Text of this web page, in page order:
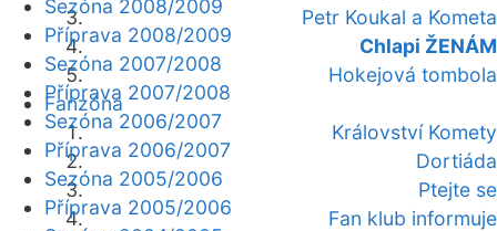
Petr Koukal a Kometa
Chlapi ŽENÁM
Hokejová tombola
Fanzóna
Království Komety
Dortiáda
Ptejte se
Fan klub informuje
Sezóna 2008/2009
Příprava 2008/2009
Sezóna 2007/2008
Příprava 2007/2008
Sezóna 2006/2007
Příprava 2006/2007
Sezóna 2005/2006
Příprava 2005/2006